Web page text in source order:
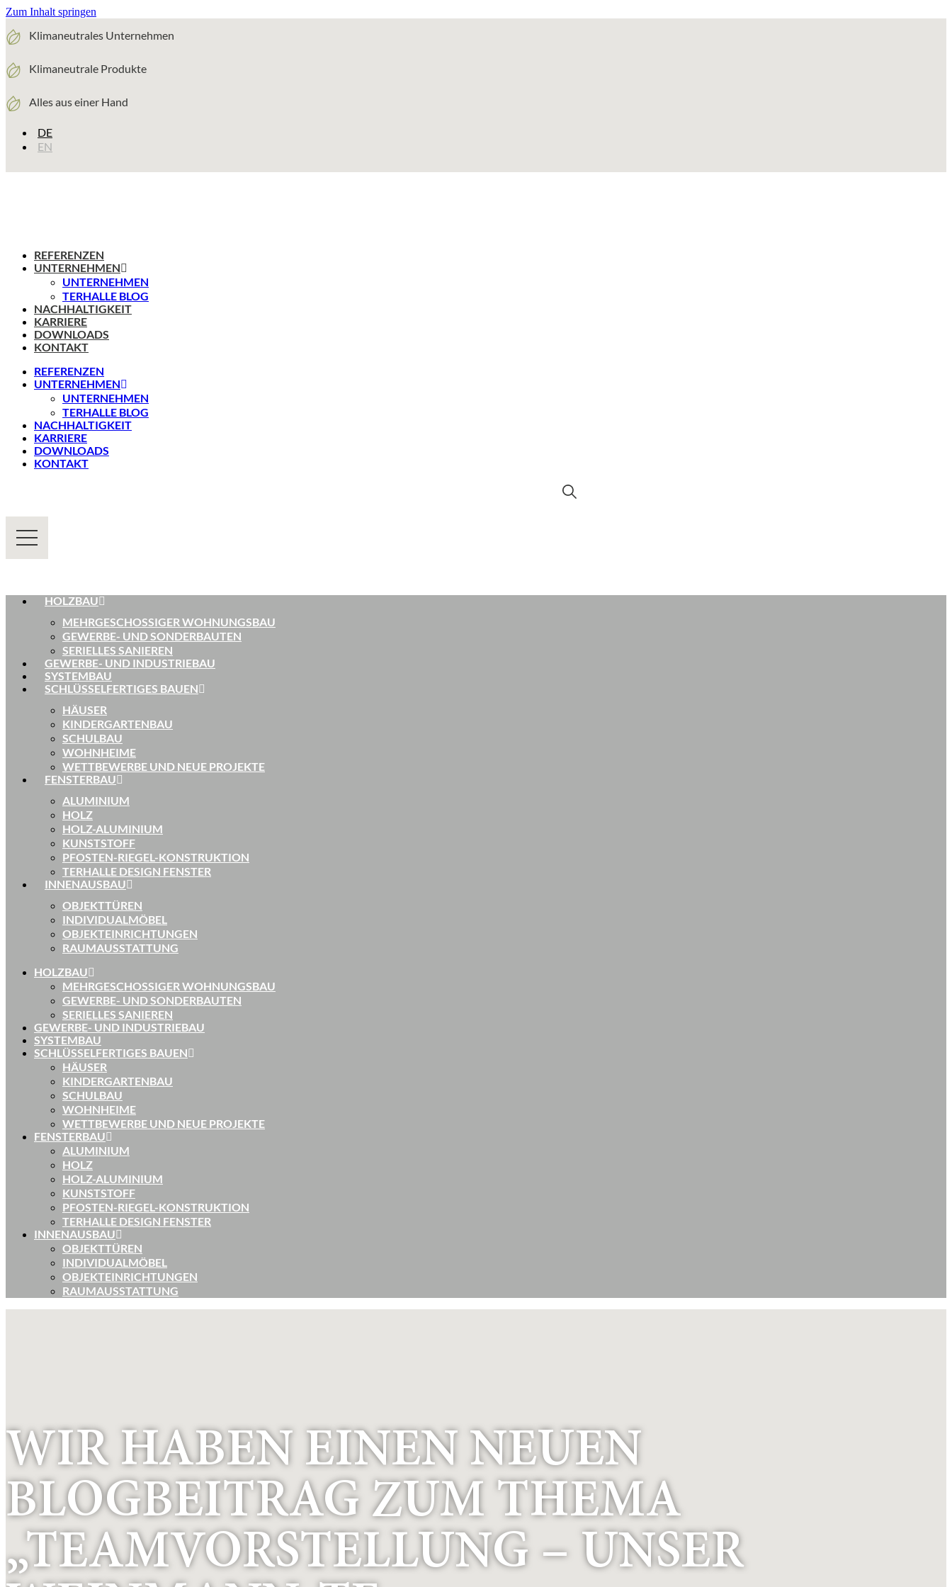
Zum Inhalt springen
Klimaneutrales Unternehmen
Klimaneutrale Produkte
Alles aus einer Hand
DE
EN
REFERENZEN
UNTERNEHMEN
UNTERNEHMEN
TERHALLE BLOG
NACHHALTIGKEIT
KARRIERE
DOWNLOADS
KONTAKT
REFERENZEN
UNTERNEHMEN
UNTERNEHMEN
TERHALLE BLOG
NACHHALTIGKEIT
KARRIERE
DOWNLOADS
KONTAKT
HOLZBAU
MEHRGESCHOSSIGER WOHNUNGSBAU
GEWERBE- UND SONDERBAUTEN
SERIELLES SANIEREN
GEWERBE- UND INDUSTRIEBAU
SYSTEMBAU
SCHLÜSSELFERTIGES BAUEN
HÄUSER
KINDERGARTENBAU
SCHULBAU
WOHNHEIME
WETTBEWERBE UND NEUE PROJEKTE
FENSTERBAU
ALUMINIUM
HOLZ
HOLZ-ALUMINIUM
KUNSTSTOFF
PFOSTEN-RIEGEL-KONSTRUKTION
TERHALLE DESIGN FENSTER
INNENAUSBAU
OBJEKTTÜREN
INDIVIDUALMÖBEL
OBJEKTEINRICHTUNGEN
RAUMAUSSTATTUNG
HOLZBAU
MEHRGESCHOSSIGER WOHNUNGSBAU
GEWERBE- UND SONDERBAUTEN
SERIELLES SANIEREN
GEWERBE- UND INDUSTRIEBAU
SYSTEMBAU
SCHLÜSSELFERTIGES BAUEN
HÄUSER
KINDERGARTENBAU
SCHULBAU
WOHNHEIME
WETTBEWERBE UND NEUE PROJEKTE
FENSTERBAU
ALUMINIUM
HOLZ
HOLZ-ALUMINIUM
KUNSTSTOFF
PFOSTEN-RIEGEL-KONSTRUKTION
TERHALLE DESIGN FENSTER
INNENAUSBAU
OBJEKTTÜREN
INDIVIDUALMÖBEL
OBJEKTEINRICHTUNGEN
RAUMAUSSTATTUNG
WIR HABEN EINEN NEUEN
BLOGBEITRAG ZUM THEMA
„TEAMVORSTELLUNG – UNSER